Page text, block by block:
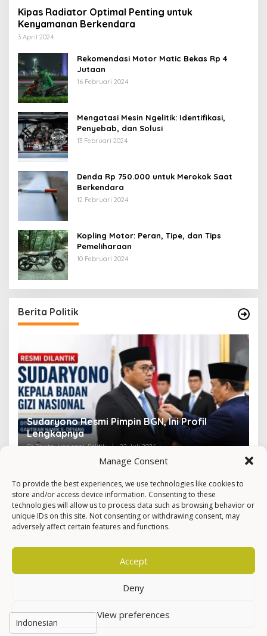
Manage Consent
To provide the best experiences, we use technologies like cookies to
store and/or access device information. Consenting to these
technologies will allow us to process data such as browsing behavior or
unique IDs on this site. Not consenting or withdrawing consent, may
adversely affect certain features and functions.
Accept
Deny
View preferences
Kipas Radiator Optimal Penting untuk
Kenyamanan Berkendara
3 April 2024
Rekomendasi Motor Matic Bekas Rp 4
Jutaan
16 Februari 2024
Mengatasi Mesin Ngelitik: Identifikasi,
Penyebab, dan Solusi
13 Februari 2024
Denda Rp 750.000 untuk Merokok Saat
Berkendara
12 Februari 2024
Kopling Motor: Peran, Tipe, dan Tips
Pemeliharaan
10 Februari 2024
Berita Politik
Sudaryono Resmi Pimpin BGN, Ini Profil
Lengkapnya
Di Berita, Nasional, Politik | 22 Juli 2026 Di
Hak Cipta © Newkarma
Privacy Policy & Terms of Service
Indeks Berita